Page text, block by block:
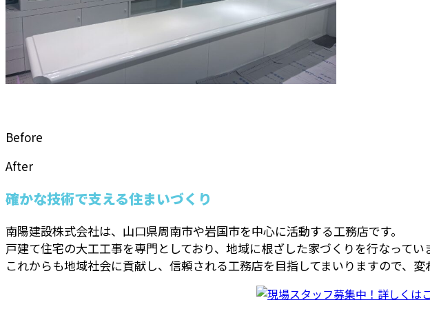
Before
After
確かな技術で支える住まいづくり
南陽建設株式会社は、山口県周南市や岩国市を中心に活動する工務店です。
戸建て住宅の大工工事を専門としており、地域に根ざした家づくりを行なってい
これからも地域社会に貢献し、信頼される工務店を目指してまいりますので、